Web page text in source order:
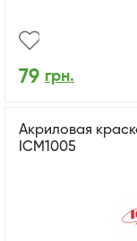
79 грн.
Акриловая
ICM1005